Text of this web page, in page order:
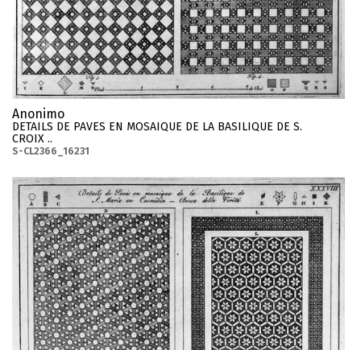
Anonimo
DETAILS DE PAVES EN MOSAIQUE DE LA BASILIQUE DE S.
CROIX ..
S-CL2366_16231